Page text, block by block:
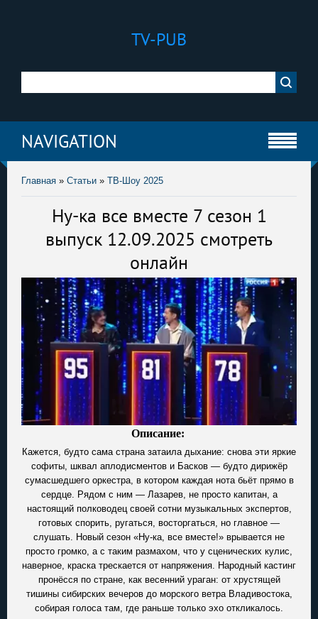
TV-PUB
NAVIGATION
Главная » Статьи » ТВ-Шоу 2025
Ну-ка все вместе 7 сезон 1
выпуск 12.09.2025 смотреть
онлайн
Описание:
Кажется, будто сама страна затаила дыхание: снова эти яркие
софиты, шквал аплодисментов и Басков — будто дирижёр
сумасшедшего оркестра, в котором каждая нота бьёт прямо в
сердце. Рядом с ним — Лазарев, не просто капитан, а
настоящий полководец своей сотни музыкальных экспертов,
готовых спорить, ругаться, восторгаться, но главное —
слушать. Новый сезон «Ну-ка, все вместе!» врывается не
просто громко, а с таким размахом, что у сценических кулис,
наверное, краска трескается от напряжения. Народный кастинг
пронёсся по стране, как весенний ураган: от хрустящей
тишины сибирских вечеров до морского ветра Владивостока,
собирая голоса там, где раньше только эхо откликалось.